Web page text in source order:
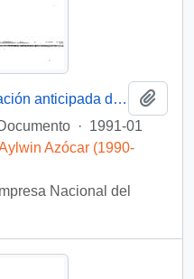
Estudio propuesta para jubilación anticipada de los mineros del carbón
· 1991-01
Azócar (1990-
Nacional del